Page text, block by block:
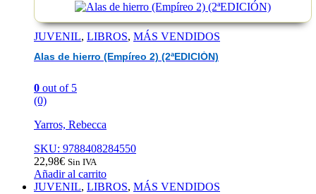
JUVENIL, LIBROS, MÁS VENDIDOS
Alas de hierro (Empíreo 2) (2ªEDICIÓN)
0 out of 5
(0)
Yarros, Rebecca
SKU: 9788408284550
22,98€ Sin IVA
Añadir al carrito
JUVENIL, LIBROS, MÁS VENDIDOS